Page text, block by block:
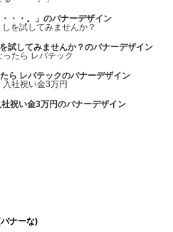
・・。」のバナーデザイン
試してみませんか？のバナーデザイン
ら レバテックのバナーデザイン
祝い金3万円のバナーデザイン
ナーな)